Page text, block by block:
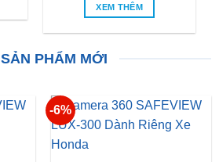
XEM THÊM
SẢN PHẨM MỚI
-6%